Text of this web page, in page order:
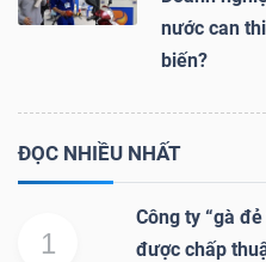
nước can
biến?
ĐỌC NHIỀU NHẤT
1
Công ty “gà
được chấp